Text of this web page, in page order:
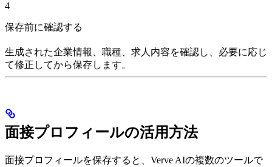
4
保存前に確認する
生成された企業情報、職種、求人内容を確認し、必要に応じ
て修正してから保存します。
面接プロフィールの活用方法
面接プロフィールを保存すると、Verve AIの複数のツールで